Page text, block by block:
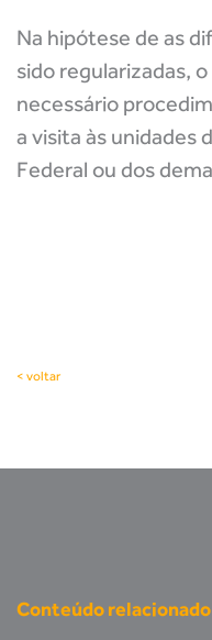
Na hipótese de as
sido regularizadas,
necessário
a visita às unidades
Federal ou dos
< voltar
Conteúdo relacionado